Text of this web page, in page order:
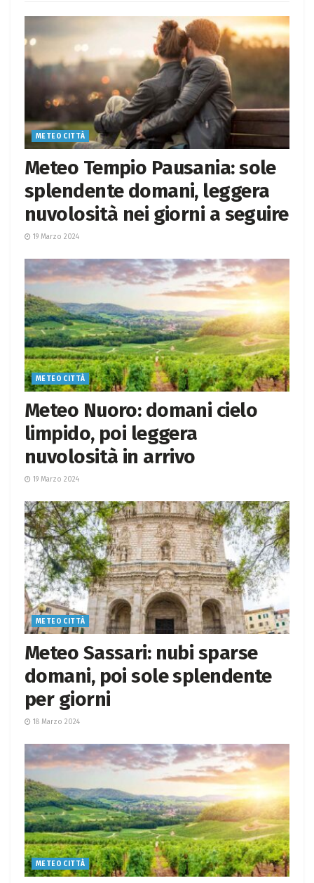
METEO CITTÀ
Meteo Tempio Pausania: sole
splendente domani, leggera
nuvolosità nei giorni a seguire
19 Marzo 2024
METEO CITTÀ
Meteo Nuoro: domani cielo
limpido, poi leggera
nuvolosità in arrivo
19 Marzo 2024
METEO CITTÀ
Meteo Sassari: nubi sparse
domani, poi sole splendente
per giorni
18 Marzo 2024
METEO CITTÀ